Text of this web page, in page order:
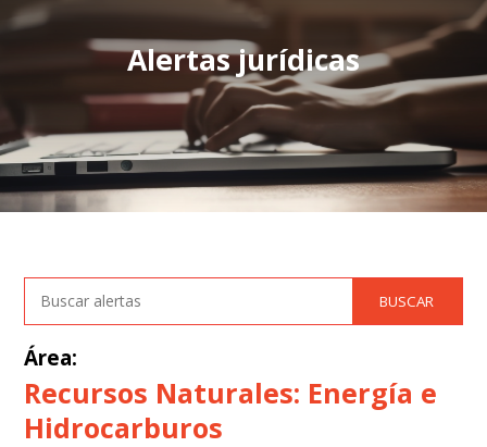
Alertas jurídicas
Área:
Recursos Naturales: Energía e
Hidrocarburos